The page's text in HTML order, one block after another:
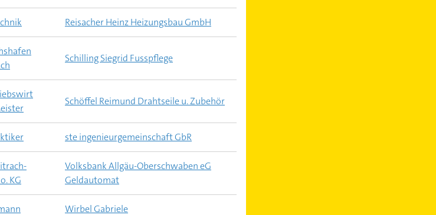
Reisacher Heinz Heizungsbau GmbH
Schilling Siegrid Fusspflege
Schöffel Reimund Drahtseile u. Zubehör
ste ingenieurgemeinschaft GbR
KG
Volksbank Allgäu-Oberschwaben eG
Geldautomat
Wirbel Gabriele